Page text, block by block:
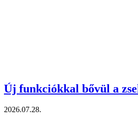
Új funkciókkal bővül a
2026.07.28.